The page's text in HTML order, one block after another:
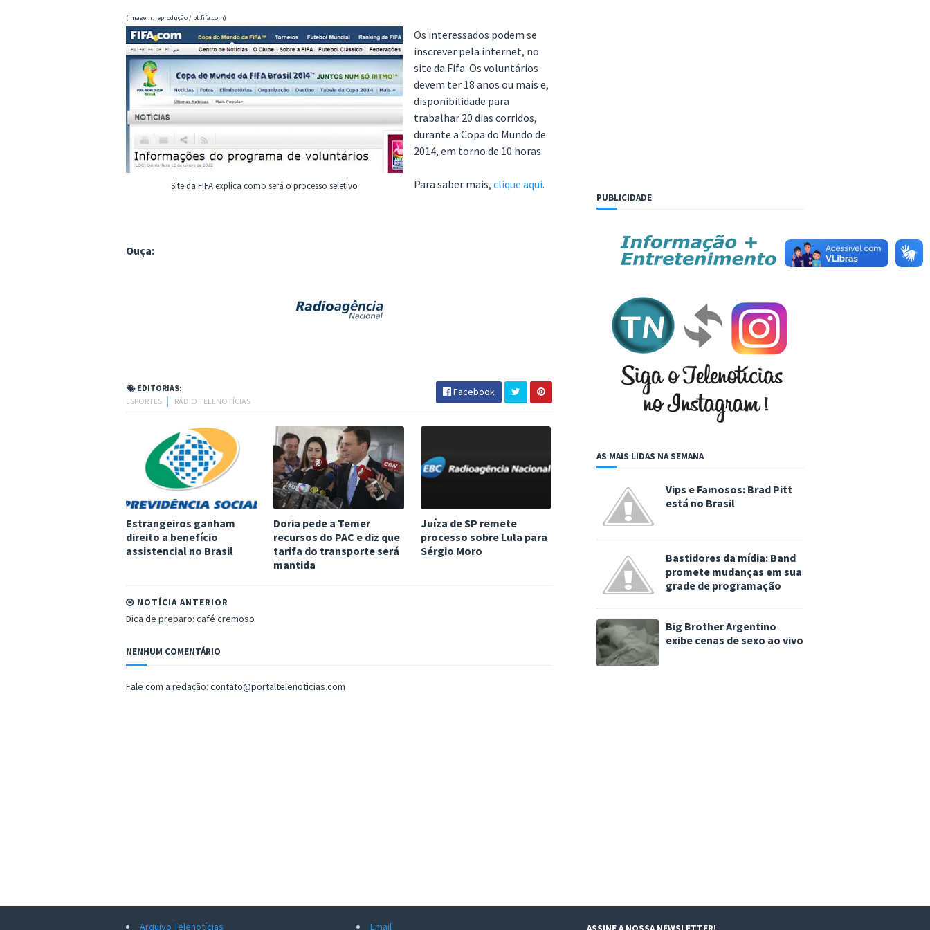
(Imagem: reprodução / pt.fifa.com)
Site da FIFA explica como será o processo seletivo
Os interessados podem se
inscrever pela internet, no
site da Fifa. Os voluntários
devem ter 18 anos ou mais e,
disponibilidade para
trabalhar 20 dias corridos,
durante a Copa do Mundo de
2014, em torno de 10 horas.
Para saber mais, clique aqui.
Ouça:
EDITORIAS:
ESPORTES
RÁDIO TELENOTÍCIAS
Facebook
Estrangeiros ganham
direito a benefício
assistencial no Brasil
Doria pede a Temer
recursos do PAC e diz que
tarifa do transporte será
mantida
Juíza de SP remete
processo sobre Lula para
Sérgio Moro
NOTÍCIA ANTERIOR
Dica de preparo: café cremoso
NENHUM COMENTÁRIO
Fale com a redação: contato@portaltelenoticias.com
PUBLICIDADE
AS MAIS LIDAS NA SEMANA
Vips e Famosos: Brad Pitt
está no Brasil
Bastidores da mídia: Band
promete mudanças em sua
grade de programação
Big Brother Argentino
exibe cenas de sexo ao vivo
Arquivo Telenotícias Email